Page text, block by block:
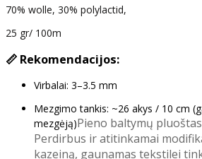
70% wolle, 30% polylactid,
25 gr/ 100m
📏 Rekomendacijos:
Virbalai: 3–3.5 mm
Mezgimo tankis: ~26 akys / 10 cm
mezgėją)Pieno baltymų pluoštas
Perdirbus ir atitinkamai
kazeiną, gaunamas tekstilei